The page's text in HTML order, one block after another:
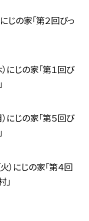
にじの家「第２回びっ
）にじの家「第１回び
）にじの家「第５回び
）にじの家「第４回
」